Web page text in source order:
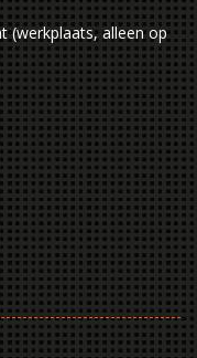
(werkplaats, alleen op